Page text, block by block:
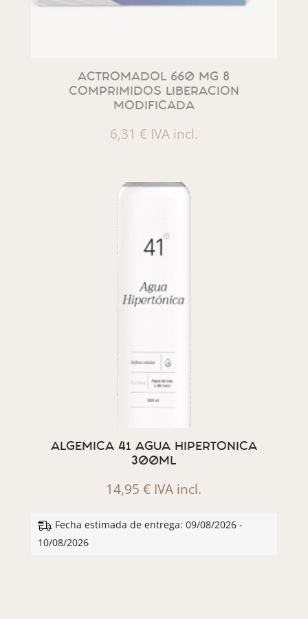
ACTROMADOL 660 MG 8
COMPRIMIDOS LIBERACION
MODIFICADA
6,31 € IVA incl.
ALGEMICA 41 AGUA HIPERTONICA
300ML
14,95€ IVA incl.
Fecha estimada de entrega: 09/08/2026 -
10/08/2026